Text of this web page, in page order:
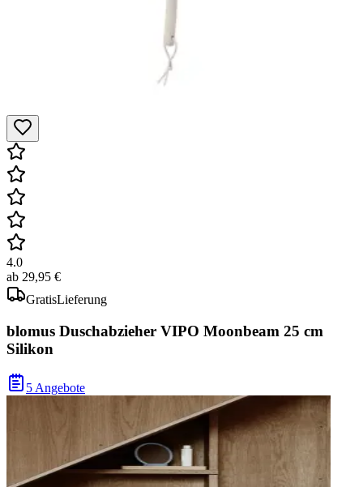
4.0
ab 29,95 €
GratisLieferung
blomus Duschabzieher VIPO Moonbeam 25 cm
Silikon
5 Angebote